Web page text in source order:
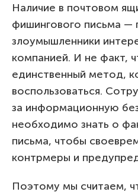
Наличие в почтовом
фишингового письма —
злоумышленники
компанией. И не факт,
единственный метод,
воспользоваться.
за информационную
необходимо знать о
письма, чтобы
контрмеры и
Поэтому мы считаем,